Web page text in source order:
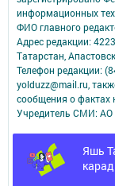
Яшь
информационных
ФИО главного
Адрес редакции:
Татарстан,
Телефон редакции:
yolduzz@mail.ru,
сообщения о фактах
Учредитель СМИ:
Антикоррупционная
АО «ТАТМЕДИА»
удобства